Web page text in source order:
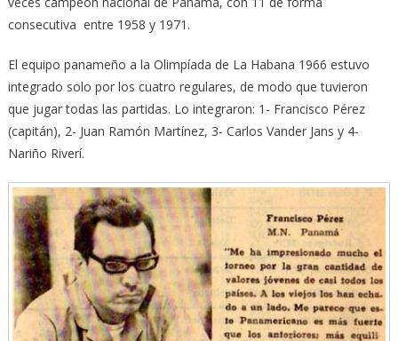
consecutiva entre 1958 y 1971.
El equipo panameño a la Olimpíada de La Habana 1966 estuvo
integrado solo por los cuatro regulares, de modo que tuvieron
que jugar todas las partidas. Lo integraron: 1- Francisco Pérez
(capitán), 2- Juan Ramón Martínez, 3- Carlos Vander Jans y 4-
Nariño Riverí.